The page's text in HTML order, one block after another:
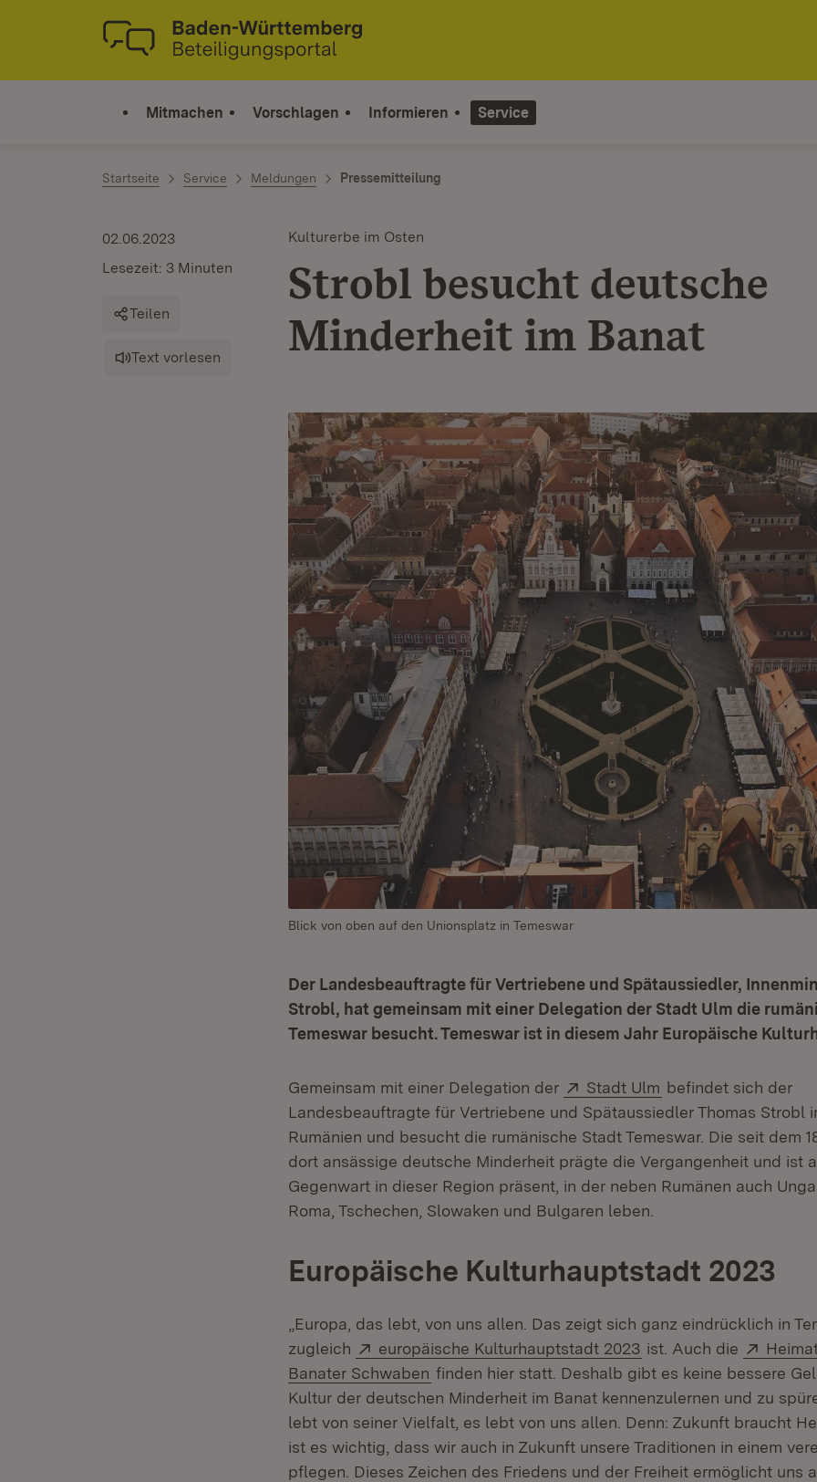
Zum Inhalt springen
Link zur Startseite
Mitmachen Vorschlagen Informieren Service
Startseite Service Meldungen Pressemitteilung
Kulturerbe im Osten
Strobl besucht deutsche
Minderheit im Banat
02.06.2023
Lesezeit: 3 Minuten
Teilen
Text vorlesen
Blick von oben auf den Unionsplatz in Temeswar
Der Landesbeauftragte für Vertriebene und Spätaussiedler,
Strobl, hat gemeinsam mit einer Delegation der Stadt Ulm die
Temeswar besucht. Temeswar ist in diesem Jahr Europäische
Gemeinsam mit einer Delegation der Extern:
Stadt Ulm (Öffnet in neuem
befindet sich der
Landesbeauftragte für Vertriebene und Spätaussiedler Thomas Strobl
Rumänien und besucht die rumänische Stadt Temeswar. Die seit dem
dort ansässige deutsche Minderheit prägte die Vergangenheit und ist
Gegenwart in dieser Region präsent, in der neben Rumänen auch
Roma, Tschechen, Slowaken und Bulgaren leben.
Europäische Kulturhauptstadt 2023
„Europa, das lebt, von uns allen. Das zeigt sich ganz eindrücklich in
zugleich
Extern:
europäische Kulturhauptstadt 2023 (Öffnet in neuem
ist. Auch die Extern:
Banater Schwaben (Öffnet in neuem Fenster)
finden hier statt. Deshalb gibt es keine bessere
Kultur der deutschen Minderheit im Banat kennenzulernen und zu
lebt von seiner Vielfalt, es lebt von uns allen. Denn: Zukunft braucht
ist es wichtig, dass wir auch in Zukunft unsere Traditionen in einem
pflegen. Dieses Zeichen des Friedens und der Freiheit ermöglicht uns